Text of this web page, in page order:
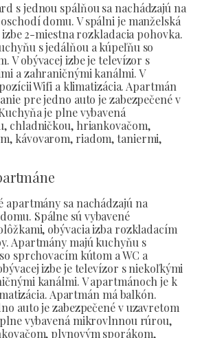
s jednou spálňou sa nachádzajú na
domu. V spálni je manželská
izbe 2-miestna rozkladacia pohovka.
s jedálňou a kúpeľňu so
V obývacej izbe je televízor s
a zahraničnými kanálmi. V
Wifi a klimatizácia. Apartmán
pre jedno auto je zabezpečené v
je plne vybavená
chladničkou, hriankovačom,
kávovarom, riadom, taniermi,
apartmány sa nachádzajú na
Spálne sú vybavené
obývacia izba rozkladacím
Apartmány majú kuchyňu s
sprchovacím kútom a WC a
izbe je televízor s niekoľkými
kanálmi. V apartmánoch je k
Apartmán má balkón.
auto je zabezpečené v uzavretom
vybavená mikrovlnnou rúrou,
plynovým sporákom,